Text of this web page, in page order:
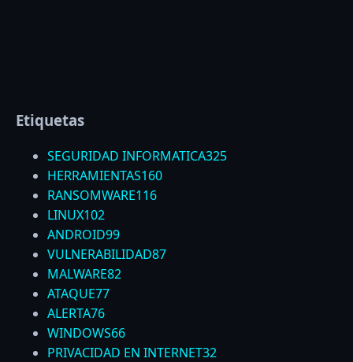
Etiquetas
SEGURIDAD INFORMATICA325
HERRAMIENTAS160
RANSOMWARE116
LINUX102
ANDROID99
VULNERABILIDAD87
MALWARE82
ATAQUE77
ALERTA76
WINDOWS66
PRIVACIDAD EN INTERNET32